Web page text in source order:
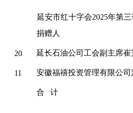
2025年第三季度接
捐赠人
20 延长石油公司工会副主席
11 安徽福禧投资管理有限公
合 计